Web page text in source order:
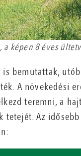
képen 8 éves
bemutattak,
A növekedési
teremni, a
tetejét. Az